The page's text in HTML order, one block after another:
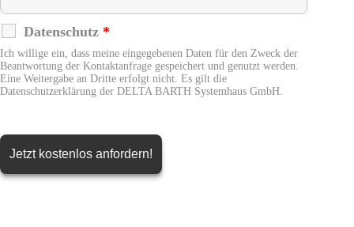
Datenschutz *
Ich willige ein, dass meine eingegebenen Daten für den Zweck der
Beantwortung der Kontaktanfrage gespeichert und genutzt werden.
Eine Weitergabe an Dritte erfolgt nicht. Es gilt die
Datenschutzerklärung der DELTA BARTH Systemhaus GmbH.